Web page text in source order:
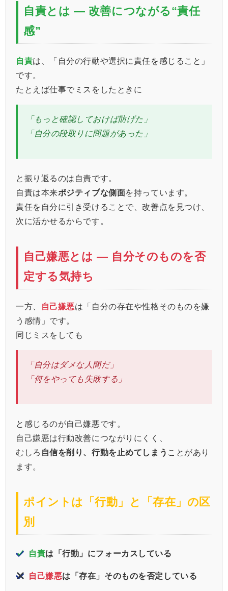
自責とは ― 改善につながる“責任
感”
自責は、「自分の行動や選択に責任を感じること」
です。
たとえば仕事でミスをしたときに
「もっと確認しておけば防げた」
「自分の段取りに問題があった」
と振り返るのは自責です。
自責は本来ポジティブな側面を持っています。
責任を自分に引き受けることで、改善点を見つけ、
次に活かせるからです。
自己嫌悪とは ― 自分そのものを否
定する気持ち
一方、 自己嫌悪は「自分の存在や性格そのものを嫌
う感情」です。
同じミスをしても
「自分はダメな人間だ」
「何をやっても失敗する」
と感じるのが自己嫌悪です。
自己嫌悪は行動改善につながりにくく、
むしろ 自信を削り、行動を止めてしまう ことがあり
ます。
ポイントは「行動」と「存在」の区
別
✓ 自責は「行動」にフォーカスしている
自己嫌悪は「存在」そのものを否定している